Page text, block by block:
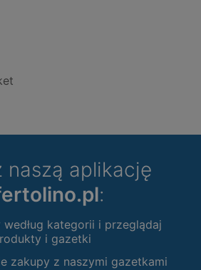
naszą aplikację
:
kategorii i przeglądaj
i gazetki
zakupy z naszymi gazetkami